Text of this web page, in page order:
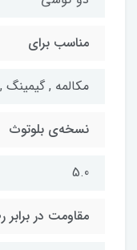
مناسب برای
مکالمه ,
نسخه‌ی بلوتوث
5.0
مقاومت در